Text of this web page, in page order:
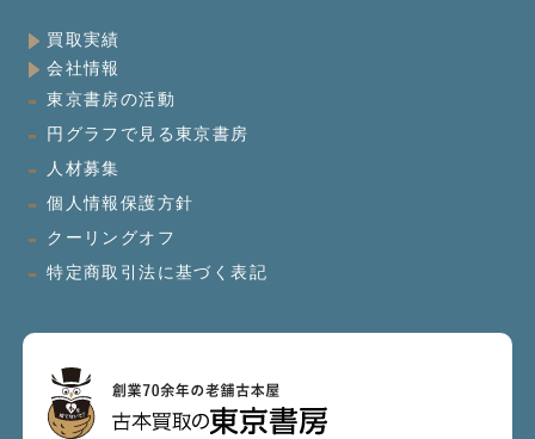
買取実績
会社情報
東京書房の活動
円グラフで見る東京書房
人材募集
個人情報保護方針
クーリングオフ
特定商取引法に基づく表記